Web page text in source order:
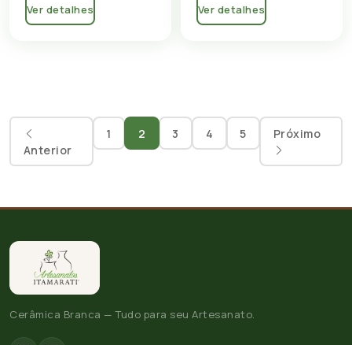
Ver detalhes Ver detalhes
Anterior
1 2 3 4 5 Próximo
Cerâmica Branca — Tudo para seu Artesanato.